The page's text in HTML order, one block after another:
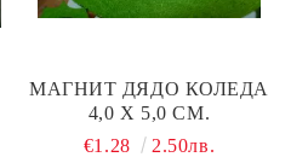
МАГНИТ ДЯДО КОЛЕДА
4,0 Х 5,0 СМ.
€1.28
2.50лв.